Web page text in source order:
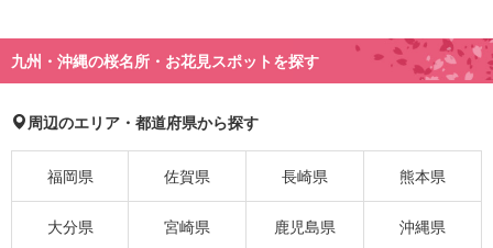
九州・沖縄の桜名所・お花見スポットを探す
周辺のエリア・都道府県から探す
福岡県 佐賀県 長崎県 熊本県
大分県 宮崎県 鹿児島県 沖縄県